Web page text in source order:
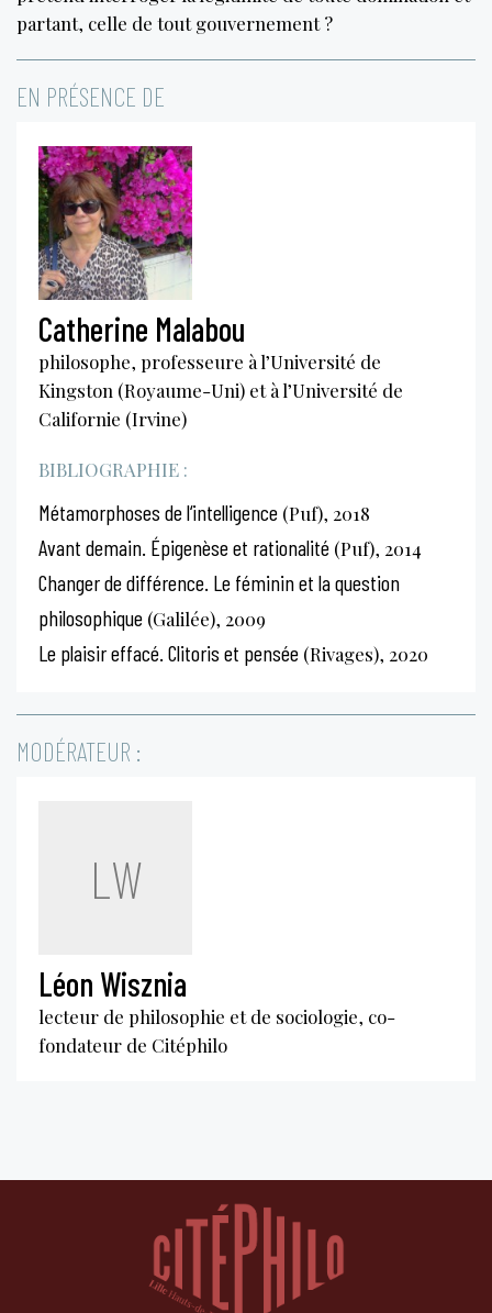
partant, celle de tout gouvernement ?
EN PRÉSENCE DE
Catherine Malabou
philosophe, professeure à l’Université de
Kingston (Royaume-Uni) et à l’Université de
Californie (Irvine)
BIBLIOGRAPHIE :
Métamorphoses de l‘intelligence (Puf), 2018
Avant demain. Épigenèse et rationalité (Puf), 2014
Changer de différence. Le féminin et la question
philosophique (Galilée), 2009
Le plaisir effacé. Clitoris et pensée (Rivages), 2020
MODÉRATEUR :
LW
Léon Wisznia
lecteur de philosophie et de sociologie, co-
fondateur de Citéphilo